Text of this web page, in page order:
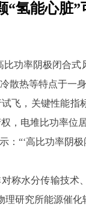
“氢能心脏”
功率阴极闭合
散热等特点于一
飞，关键性能
，电堆比功率位
：“‘高比功率阴
称水分传输技
研究所能源催